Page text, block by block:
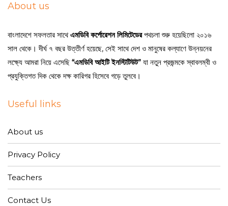
About us
বাংলাদেশে সফলতার সাথেএমডিবি কর্পোরেশন লিমিটেডেরপথচলা শুরু হয়েছিলো ২০১৬
সাল থেকে। দীর্ঘ ৭ বছর উত্তীর্ণ হয়েছে, সেই সাথে দেশ ও মানুষের কল্যাণে উন্নয়নের
লক্ষ্যে আমরা নিয়ে এসেছি “এমডিবি আইটি ইনস্টিটিউট” যা নতুন প্রজন্মকে স্বাবলম্বী ও
প্রযুক্তিগত দিক থেকে দক্ষ কারিগর হিসেবে গড়ে তুলবে।
Useful links
About us
Privacy Policy
Teachers
Contact Us